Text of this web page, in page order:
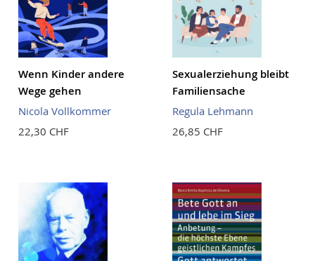
Wenn Kinder andere
Wege gehen
Nicola Vollkommer
22,30 CHF
Sexualerziehung bleibt
Familiensache
Regula Lehmann
26,85 CHF